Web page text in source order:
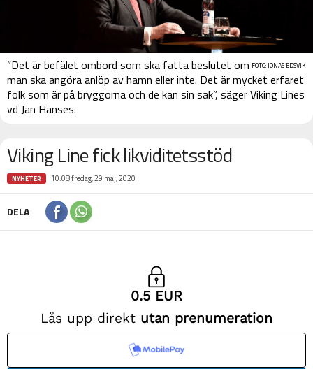
FOTO: JONAS EDSVIK
”Det är befälet ombord som ska fatta beslutet om
man ska angöra anlöp av hamn eller inte. Det är mycket erfaret
folk som är på bryggorna och de kan sin sak”, säger Viking Lines
vd Jan Hanses.
Viking Line fick likviditetsstöd
NYHETER 10:08 fredag, 29 maj, 2020
DELA